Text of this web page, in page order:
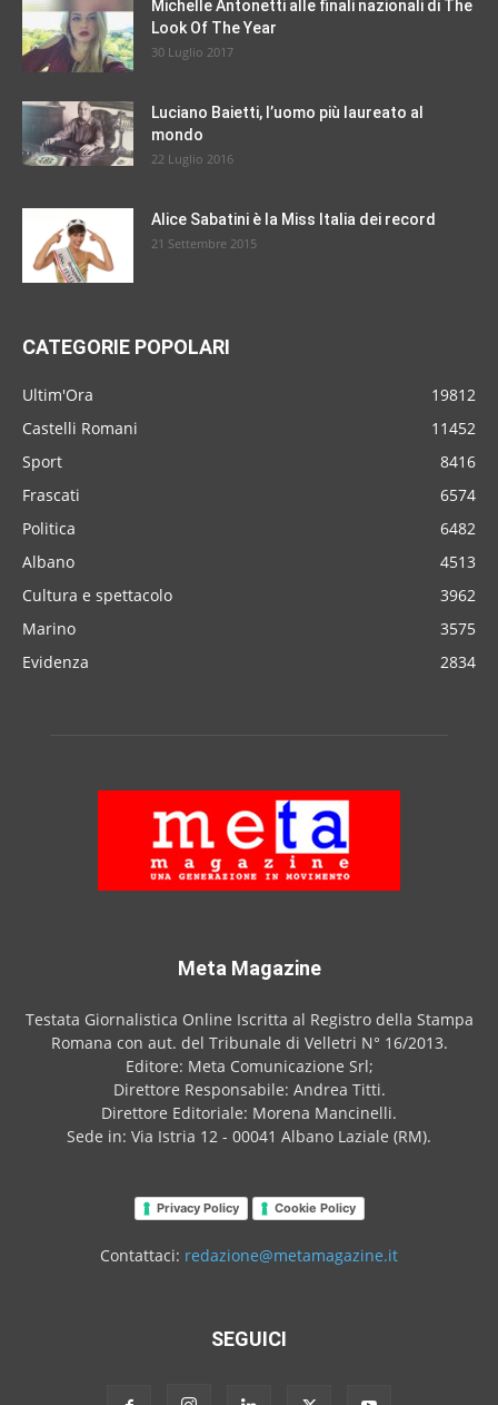
Michelle Antonetti alle finali nazionali di The
Look Of The Year
30 Luglio 2017
Luciano Baietti, l’uomo più laureato al
mondo
22 Luglio 2016
Alice Sabatini è la Miss Italia dei record
21 Settembre 2015
CATEGORIE POPOLARI
Ultim'Ora
19812
Castelli Romani
11452
Sport
8416
Frascati
6574
Politica
6482
Albano
4513
Cultura e spettacolo
3962
Marino
3575
Evidenza
2834
Meta Magazine
Testata Giornalistica Online Iscritta al Registro della Stampa
Romana con aut. del Tribunale di Velletri N° 16/2013.
Editore: Meta Comunicazione Srl;
Direttore Responsabile: Andrea Titti.
Direttore Editoriale: Morena Mancinelli.
Sede in: Via Istria 12 - 00041 Albano Laziale (RM).
Privacy Policy Cookie Policy
Contattaci: redazione@metamagazine.it
SEGUICI